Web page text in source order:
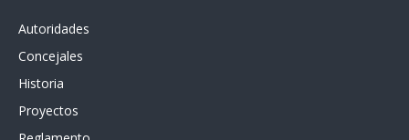
Autoridades
Concejales
Historia
Proyectos